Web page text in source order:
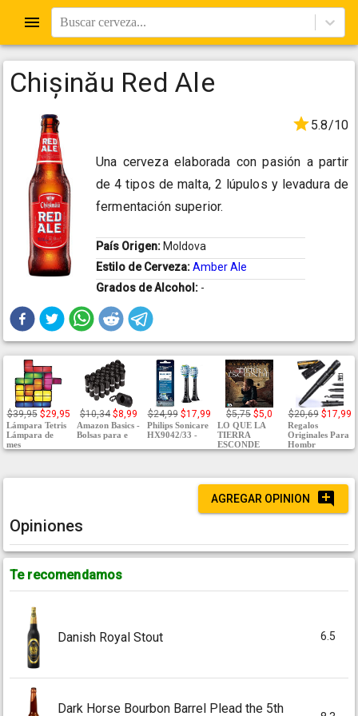
Buscar cerveza...
Chișinău Red Ale
5.8/10
Una cerveza elaborada con pasión a partir
de 4 tipos de malta, 2 lúpulos y levadura de
fermentación superior.
País Origen: Moldova
Estilo de Cerveza:Amber Ale
Grados de Alcohol: -
$39,95 $29,95
Lámpara Tetris
Lámpara de
mes
$10,34 $8,99
Amazon Basics -
Bolsas para e
$24,99 $17,99
Philips Sonicare
HX9042/33 -
$5,75 $5,0
LO QUE LA
TIERRA
ESCONDE
$20,69 $17,99
Regalos
Originales Para
Hombr
AGREGAR OPINION
Opiniones
Te recomendamos
Danish Royal Stout 6.5
Dark Horse Bourbon Barrel Plead the 5th